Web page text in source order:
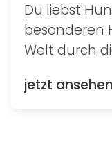
Du liebst
besonderen
Welt durch
jetzt ansehen